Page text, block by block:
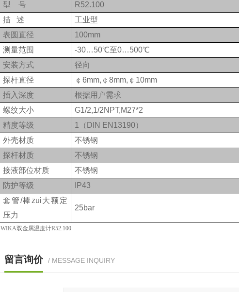
型
号
R52.100
描
述
工业型
表圆直径
100mm
测量范围
-30…50℃至0…500℃
安装方式
径向
探杆直径
￠6mm,￠8mm,￠10mm
插入深度
根据用户需求
螺纹大小
G1/2,1/2NPT,M27*2
精度等级
1（DIN EN13190）
外壳材质
不锈钢
探杆材质
不锈钢
接液部位材质
不锈钢
防护等级
IP43
套管/棒zui大额定
压力
25bar
WIKA双金属温度计R52.100
留言询价 / MESSAGE INQUIRY